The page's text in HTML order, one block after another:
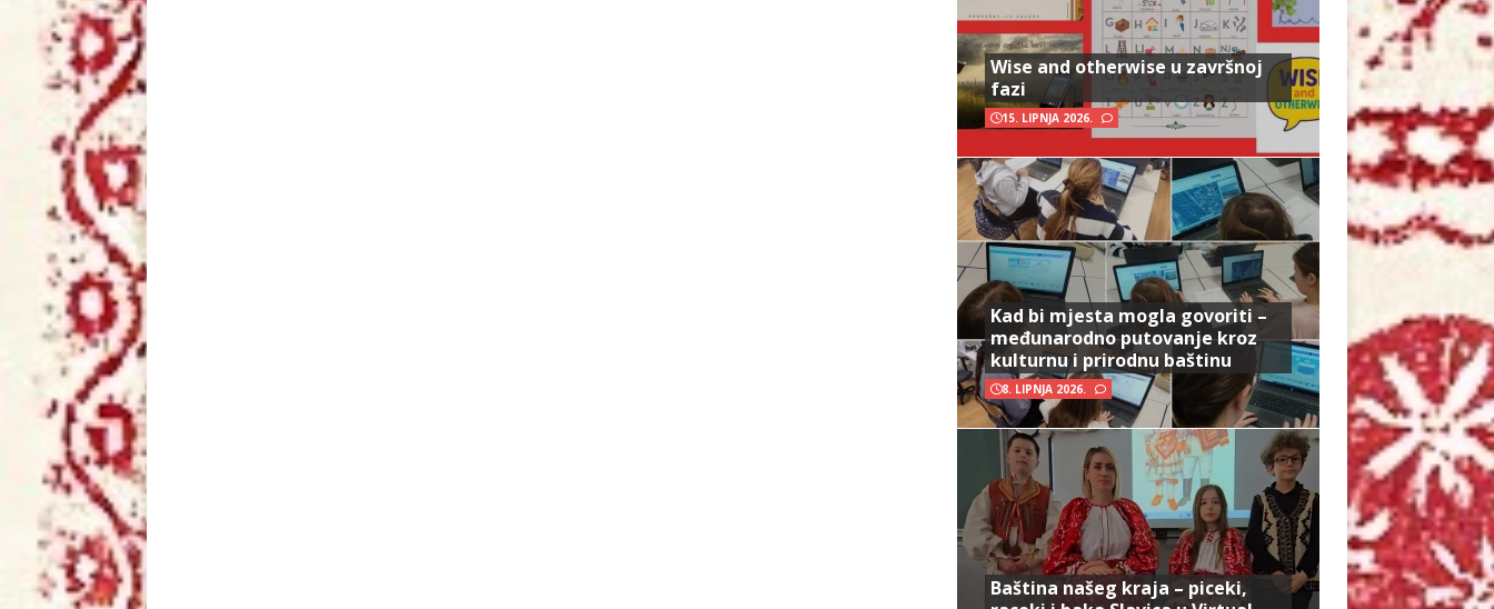
Wise and otherwise u završnoj
fazi
15. LIPNJA 2026.
Kad bi mjesta mogla govoriti –
međunarodno putovanje kroz
kulturnu i prirodnu baštinu
8. LIPNJA 2026.
Baština našeg kraja – piceki,